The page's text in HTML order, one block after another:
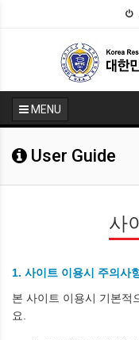
MENU
User Guide
사
1. 사이트 이용시 주의사
본 사이트 이용시 기본적
요.